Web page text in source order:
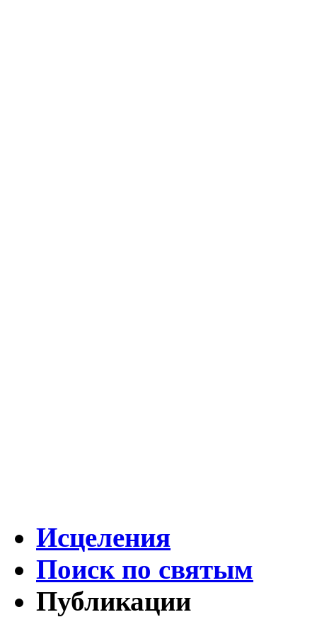
Исцеления
Поиск по святым
Публикации